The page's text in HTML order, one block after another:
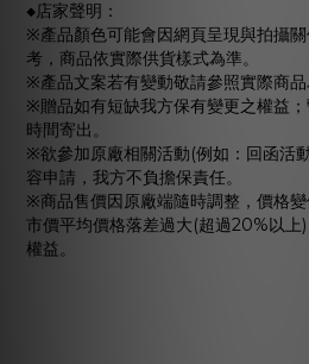
◆店家聲明：
※產品顏色可能會因網頁呈現與拍攝
考，商品依實際供貨樣式為準。
※產品文案若有變動敬請參照實際商品
※贈品如有短缺我方保有變更之權益
時間寄出。
※欲參加原廠相關活動(例如：回函活
容申請，我方不負擔保責任。
※商品售價因原廠端隨時調整，價格
市價平均價格落差過大(超過20%以上
權益。